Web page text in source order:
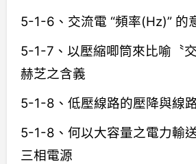
5-1-6、交流電 “頻率(Hz)” 的
5-1-7、以壓縮唧筒來比喻〝
赫芝之含義
5-1-8、低壓線路的壓降與線
5-1-8、何以大容量之電力輸
三相電源